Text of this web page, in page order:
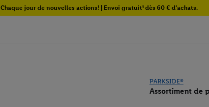
Chaque jour de nouvelles actions! | Envoi gratuit¹ dès 60 € d'achats.
PARKSIDE®
Assortiment de